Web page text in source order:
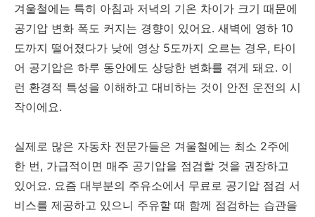
겨울철에는 특히 아침과 저녁의 기온 차이가 크기 때문에
공기압 변화 폭도 커지는 경향이 있어요. 새벽에 영하 10
도까지 떨어졌다가 낮에 영상 5도까지 오르는 경우, 타이
어 공기압은 하루 동안에도 상당한 변화를 겪게 돼요. 이
런 환경적 특성을 이해하고 대비하는 것이 안전 운전의 시
작이에요.
실제로 많은 자동차 전문가들은 겨울철에는 최소 2주에
한 번, 가급적이면 매주 공기압을 점검할 것을 권장하고
있어요. 요즘 대부분의 주유소에서 무료로 공기압 점검 서
비스를 제공하고 있으니 주유할 때 함께 점검하는 습관을